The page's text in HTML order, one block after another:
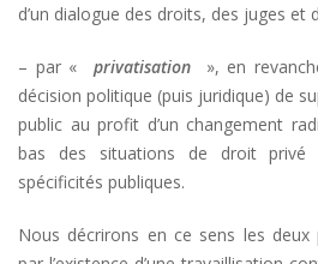
d’un dialogue des droits, des juges et
– par « privatisation
», en
décision politique (puis juridique) de
public au profit d’un changement
bas des situations de droit privé
spécificités publiques.
Nous décrirons en ce sens les deux